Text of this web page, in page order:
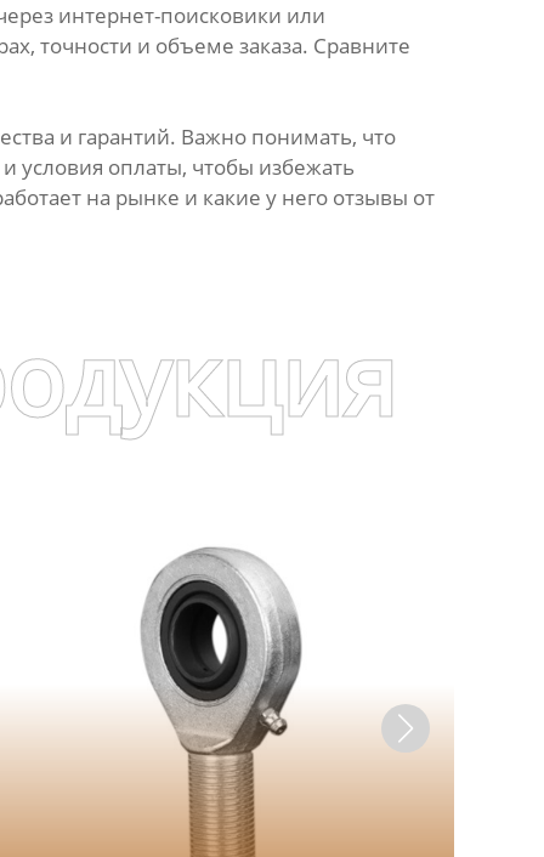
интернет-поисковики или
точности и объеме заказа. Сравните
и гарантий. Важно понимать, что
условия оплаты, чтобы избежать
на рынке и какие у него отзывы от